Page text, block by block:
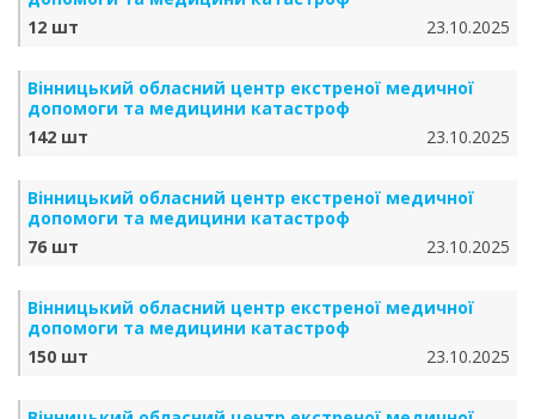
12 шт
23.10.2025
Вінницький обласний центр екстреної медичної
допомоги та медицини катастроф
142 шт
23.10.2025
Вінницький обласний центр екстреної медичної
допомоги та медицини катастроф
76 шт
23.10.2025
Вінницький обласний центр екстреної медичної
допомоги та медицини катастроф
150 шт
23.10.2025